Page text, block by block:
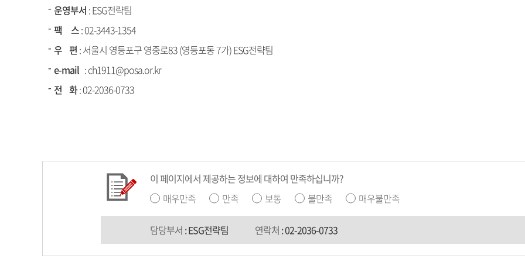
운영부서 : ESG전략팀
팩 스: 02-3443-1354
우 편 : 서울시 영등포구 영중로83 (영등포동 7가) ESG전략팀
e-mail : ch1911@posa.or.kr
전 화:02-2036-0733
이 페이지에서 제공하는 정보에 대하여 만족하십니까?
매우만족
만족 보통 불만족 매우불만족
담당부서 : ESG전략팀 연락처 :02-2036-0733